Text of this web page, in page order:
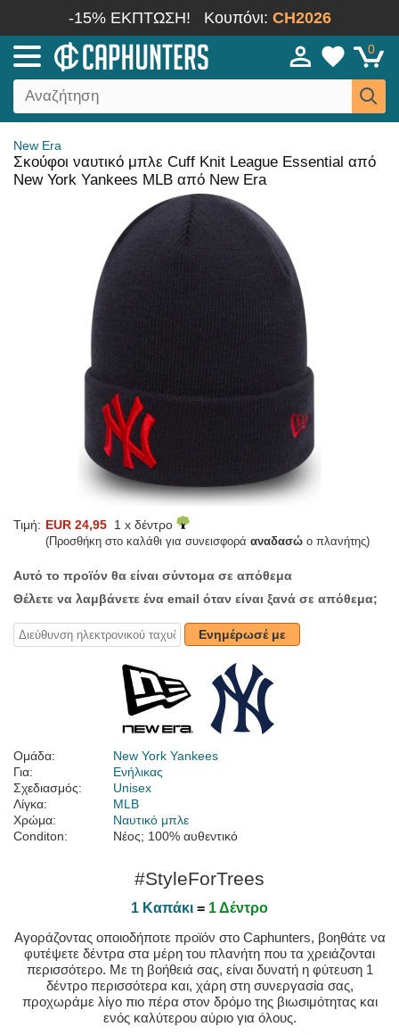
-15% ΕΚΠΤΩΣΗ! Κουπόνι: CH2026
0
New Era
Σκούφοι ναυτικό μπλε Cuff Knit League Essential από
New York Yankees MLB από New Era
Τιμή: EUR 24,95 1 x δέντρο
(Προσθήκη στο καλάθι για συνεισφορά αναδασώ ο πλανήτης)
Αυτό το προϊόν θα είναι σύντομα σε απόθεμα
Θέλετε να λαμβάνετε ένα email όταν είναι ξανά σε απόθεμα;
Ενημέρωσέ με
Ομάδα:
New York Yankees
Για:
Ενήλικας
Σχεδιασμός:
Unisex
Λίγκα:
MLB
Χρώμα:
Ναυτικό μπλε
Conditon:
Νέος; 100% αυθεντικό
#StyleForTrees
1 Καπάκι = 1 Δέντρο
Αγοράζοντας οποιοδήποτε προϊόν στο Caphunters, βοηθάτε να
φυτέψετε δέντρα στα μέρη του πλανήτη που τα χρειάζονται
περισσότερο. Με τη βοήθειά σας, είναι δυνατή η φύτευση 1
δέντρο περισσότερα και, χάρη στη συνεργασία σας,
προχωράμε λίγο πιο πέρα στον δρόμο της βιωσιμότητας και
ενός καλύτερου αύριο για όλους.